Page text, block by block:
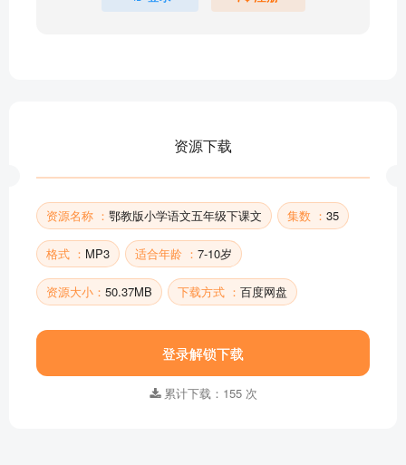
4.背课文2
部分目录展示 ▶ 下载后解锁 35 首完整音频
资源下载
资源名称 ： 鄂教版小学语文五年级下课文 集数 ： 35
格式 ： MP3 适合年龄 ： 7-10岁
资源大小： 50.37MB 下载方式 ： 百度网盘
登录解锁下载
累计下载：155 次